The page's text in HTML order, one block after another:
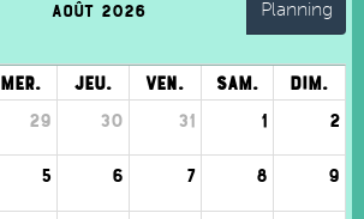
août 2026 Planning
mer. jeu. ven. sam.
dim.
29 30 31 1 2
5 6 7 8 9